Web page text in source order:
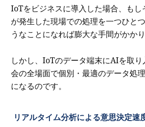
IoTをビジネスに導入した場合、もし
が発生した現場での処理を一つひと
うなことになれば膨大な手間がかかり
しかし、IoTのデータ端末にAIを取
会の全場面で個別・最適のデータ処
になるのです。
リアルタイム分析による意思決定速